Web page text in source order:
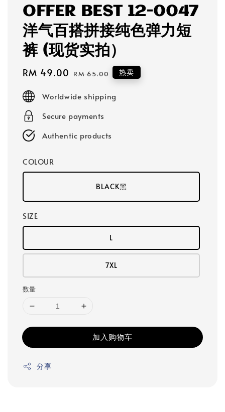
OFFER BEST 12-0047
洋气百搭拼接纯色弹力短
裤 (现货实拍）
Sale
RM 49.00 Regular
RM 65.00 热卖
Worldwide shipping
Secure payments
Authentic products
COLOUR
BLACK黑
SIZE
L
7XL
数量
加入购物车
分享